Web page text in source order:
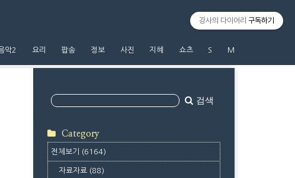
악2 요리 팝송 정보 사진 지혜 쇼츠 S M
검색
Category
전체보기 (6164)
자료자료 (88)
강사의 다이어리 구독하기